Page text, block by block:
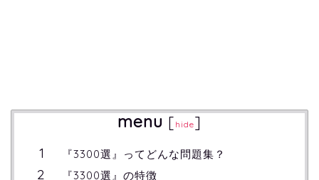
menu [ hide]
『3300選』ってどんな問題集？
『3300選』の特徴